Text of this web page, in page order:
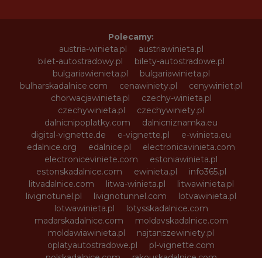
Polecamy:
austria-winieta.pl
austriawinieta.pl
bilet-autostradowy.pl
bilety-autostradowe.pl
bulgariawienieta.pl
bulgariawinieta.pl
bulharskadalnice.com
cenawiniety.pl
cenywiniet.pl
chorwacjawinieta.pl
czechy-winieta.pl
czechywinieta.pl
czechywiniety.pl
dalnicnipoplatky.com
dalnicniznamka.eu
digital-vignette.de
e-vignette.pl
e-winieta.eu
edalnice.org
edalnice.pl
electronicavinieta.com
electroniceviniete.com
estoniawinieta.pl
estonskadalnice.com
ewinieta.pl
info365.pl
litvadalnice.com
litwa-winieta.pl
litwawinieta.pl
livignotunel.pl
livignotunnel.com
lotvawinieta.pl
lotwawinieta.pl
lotysskadalnice.com
madarskadalnice.com
moldavskadalnice.com
moldawiawinieta.pl
najtanszewiniety.pl
oplatyautostradowe.pl
pl-vignette.com